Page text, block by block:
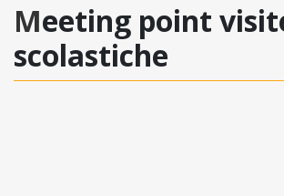
Meeting point visite
scolastiche